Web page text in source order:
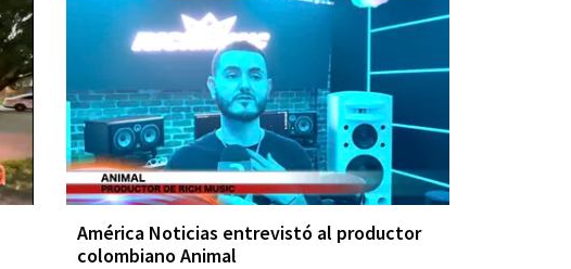
América Noticias entrevistó al productor
colombiano Animal